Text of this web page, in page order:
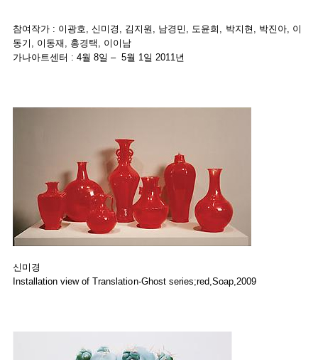
참여작가 : 이광호, 신미경, 김지원, 남경민, 도윤희, 박지현, 박진아, 이
동기, 이동재, 홍경택, 이이남
가나아트센터 : 4월 8일 – 5월 1일 2011년
신미경
Installation view of Translation-Ghost series;red,Soap,2009